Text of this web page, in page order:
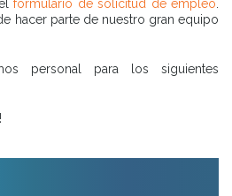
formulario de solicitud de empleo
hacer parte de nuestro gran equipo
personal para los siguientes